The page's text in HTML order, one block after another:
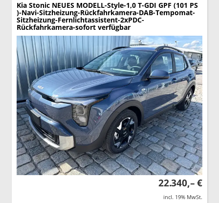
Kia Stonic NEUES MODELL-Style-1,0 T-GDI GPF (101 PS
)-Navi-Sitzheizung-Rückfahrkamera-DAB-Tempomat-
Sitzheizung-Fernlichtassistent-2xPDC-
Rückfahrkamera-sofort verfügbar
22.340,– €
incl. 19% MwSt.